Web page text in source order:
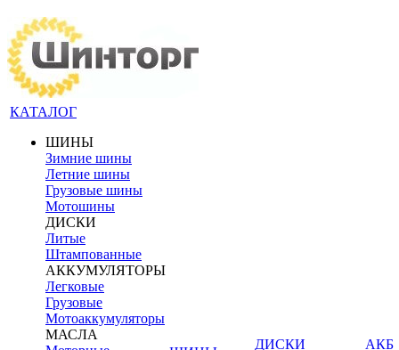
КАТАЛОГ
ШИНЫ
Зимние шины
Летние шины
Грузовые шины
Мотошины
ДИСКИ
Литые
Штампованные
АККУМУЛЯТОРЫ
Легковые
Грузовые
Мотоаккумуляторы
МАСЛА
ДИСКИ
АКБ